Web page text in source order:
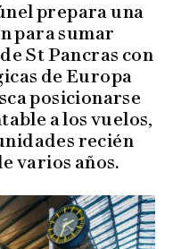
prepara una
para sumar
St Pancras con
de Europa
posicionarse
a los vuelos,
recién
varios años.